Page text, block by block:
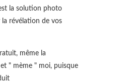
la solution photo
la révélation de vos
même la
" mème " moi, puisque